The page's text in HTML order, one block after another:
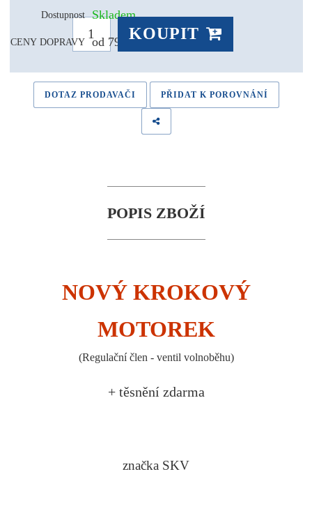
Dostupnost Skladem
CENY DOPRAVY od 79,- KčKOUPIT
DOTAZ PRODAVAČI PŘIDAT K POROVNÁNÍ
POPIS ZBOŽÍ
NOVÝ KROKOVÝ
MOTOREK
(Regulační člen - ventil volnoběhu)
+ těsnění zdarma
značka SKV